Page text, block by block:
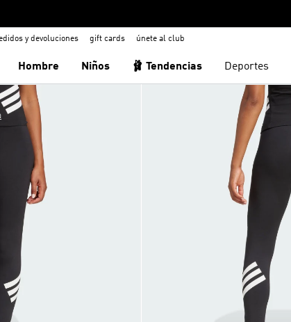
y devoluciones gift cards únete al club
Hombre Niños 🩰 Tendencias Deportes